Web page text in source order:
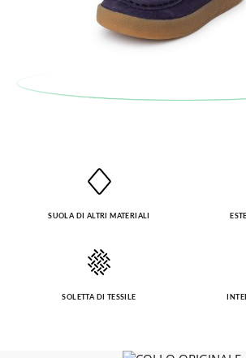
Per sostituire un articolo, ti preghiamo di
originale utilizzando l'etichetta fornita
taglia o il modello desiderato.
SUOLA DI ALTRI MATERIALI
SOLETTA DI TESSILE